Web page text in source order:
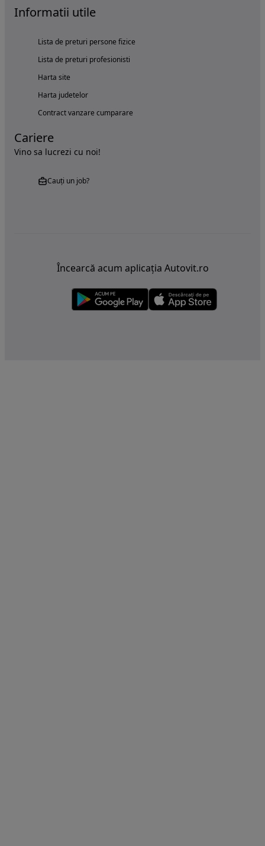
Informatii utile
Lista de preturi persone fizice
Lista de preturi profesionisti
Harta site
Harta judetelor
Contract vanzare cumparare
Cariere
Vino sa lucrezi cu noi!
Cauți un job?
Încearcă acum aplicația Autovit.ro